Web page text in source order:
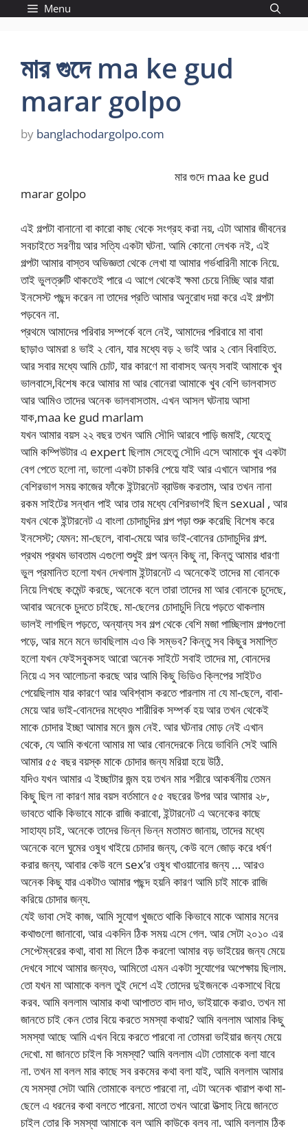
Menu
মার গুদে ma ke gud
marar golpo
by banglachodargolpo.com
মার গুদে maa ke gud
marar golpo
এই গল্পটা বানানো বা কারো কাছ থেকে সংগ্রহ করা নয়, এটা আমার জীবনের
সবচাইতে সরণীয় আর সত্যি একটা ঘটনা. আমি কোনো লেখক নই, এই
গল্পটা আমার বাস্তব অভিজ্ঞতা থেকে লেখা যা আমার গর্ভধারিনী মাকে নিয়ে.
তাই ভুলত্রুটি থাকতেই পারে এ আগে থেকেই ক্ষমা চেয়ে নিচ্ছি আর যারা
ইনসেস্ট পছন্দ করেন না তাদের প্রতি আমার অনুরোধ দয়া করে এই গল্পটা
পড়বেন না.
প্রথমে আমাদের পরিবার সম্পর্কে বলে নেই, আমাদের পরিবারে মা বাবা
ছাড়াও আমরা ৪ ভাই ২ বোন, যার মধ্যে বড় ২ ভাই আর ২ বোন বিবাহিত.
আর সবার মধ্যে আমি চোট, যার কারণে মা বাবাসহ অন্য সবাই আমাকে খুব
ভালবাসে,বিশেষ করে আমার মা আর বোনেরা আমাকে খুব বেশি ভালবাসত
আর আমিও তাদের অনেক ভালবাসতাম. এখন আসল ঘটনায় আসা
যাক,maa ke gud marlam
যখন আমার বয়স ২২ বছর তখন আমি সৌদি আরবে পাড়ি জমাই, যেহেতু
আমি কম্পিউটার এ expert ছিলাম সেহেতু সৌদি এসে আমাকে খুব একটা
বেগ পেতে হলো না, ভালো একটা চাকরি পেয়ে যাই আর এখানে আসার পর
বেশিরভাগ সময় কাজের ফাঁকে ইন্টারনেট ব্রাউজ করতাম, আর তখন নানা
রকম সাইটের সন্ধান পাই আর তার মধ্যে বেশিরভাগই ছিল sexual , আর
যখন থেকে ইন্টারনেট এ বাংলা চোদাচুদির গল্প পড়া শুরু করেছি বিশেষ করে
ইনসেস্ট; যেমন: মা-ছেলে, বাবা-মেয়ে আর ভাই-বোনের চোদাচুদির গল্প.
প্রথম প্রথম ভাবতাম এগুলো শুধুই গল্প অন্ন কিছু না, কিন্তু আমার ধারণা
ভুল প্রমানিত হলো যখন দেখলাম ইন্টারনেট এ অনেকেই তাদের মা বোনকে
নিয়ে লিখছে কমেন্ট করছে, অনেকে বলে তারা তাদের মা আর বোনকে চুদেছে,
আবার অনেকে চুদতে চাইছে. মা-ছেলের চোদাচুদি নিয়ে পড়তে থাকলাম
ভালই লাগছিল পড়তে, অন্যান্য সব গল্প থেকে বেশি মজা পাচ্ছিলাম গল্পগুলো
পড়ে, আর মনে মনে ভাবছিলাম এও কি সম্ভব? কিন্তু সব কিছুর সমাপ্তি
হলো যখন ফেইসবুকসহ আরো অনেক সাইটে সবাই তাদের মা, বোনদের
নিয়ে এ সব আলোচনা করছে আর আমি কিছু ভিডিও ক্লিপের সাইটও
পেয়েছিলাম যার কারণে আর অবিশ্বাস করতে পারলাম না যে মা-ছেলে, বাবা-
মেয়ে আর ভাই-বোনদের মধ্যেও শারীরিক সম্পর্ক হয় আর তখন থেকেই
মাকে চোদার ইচ্ছা আমার মনে জন্ম নেই. আর ঘটনার মোড় নেই এখান
থেকে, যে আমি কখনো আমার মা আর বোনদেরকে নিয়ে ভাবিনি সেই আমি
আমার ৫৫ বছর বয়স্ক মাকে চোদার জন্য মরিয়া হয়ে উঠি.
যদিও যখন আমার এ ইচ্ছাটার জন্ম হয় তখন মার শরীরে আকর্ষনীয় তেমন
কিছু ছিল না কারণ মার বয়স বর্তমানে ৫৫ বছরের উপর আর আমার ২৮,
ভাবতে থাকি কিভাবে মাকে রাজি করাবো, ইন্টারনেট এ অনেকের কাছে
সাহায্য চাই, অনেকে তাদের ভিন্ন ভিন্ন মতামত জানায়, তাদের মধ্যে
অনেকে বলে ঘুমের ওষুধ খাইয়ে চোদার জন্য, কেউ বলে জোড় করে ধর্ষণ
করার জন্য, আবার কেউ বলে sex’র ওষুধ খাওয়ানোর জন্য … আরও
অনেক কিছু যার একটাও আমার পছন্দ হয়নি কারণ আমি চাই মাকে রাজি
করিয়ে চোদার জন্য.
যেই ভাবা সেই কাজ, আমি সুযোগ খুজতে থাকি কিভাবে মাকে আমার মনের
কথাগুলো জানাবো, আর একদিন ঠিক সময় এসে গেল. আর সেটা ২০১০ এর
সেপ্টেম্বরের কথা, বাবা মা মিলে ঠিক করলো আমার বড় ভাইয়ের জন্য মেয়ে
দেখবে সাথে আমার জন্যও, আমিতো এমন একটা সুযোগের অপেক্ষায় ছিলাম.
তো যখন মা আমাকে বলল তুই দেশে এই তোদের দুইজনকে একসাথে বিয়ে
করব. আমি বললাম আমার কথা আপাতত বাদ দাও, ভাইয়াকে করাও. তখন মা
জানতে চাই কেন তোর বিয়ে করতে সমস্যা কথায়? আমি বললাম আমার কিছু
সমস্যা আছে আমি এখন বিয়ে করতে পারবো না তোমরা ভাইয়ার জন্য মেয়ে
দেখো. মা জানতে চাইল কি সমস্যা? আমি বললাম এটা তোমাকে বলা যাবে
না. তখন মা বলল মার কাছে সব রকমের কথা বলা যাই, আমি বললাম আমার
যে সমস্যা সেটা আমি তোমাকে বলতে পারবো না, এটা অনেক খারাপ কথা মা-
ছেলে এ ধরনের কথা বলতে পারেনা. মাতো তখন আরো উত্সাহ নিয়ে জানতে
চাইল তোর কি সমস্যা আমাকে বল আমি কাউকে বলব না. আমি বললাম ঠিক